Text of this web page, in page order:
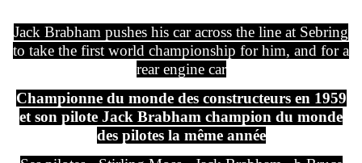
Jack Brabham pushes his car across the line at Sebring
to take the first world championship for him, and for a
rear engine car
Championne du monde des constructeurs en 1959
et son pilote Jack Brabham champion du monde
des pilotes la même année